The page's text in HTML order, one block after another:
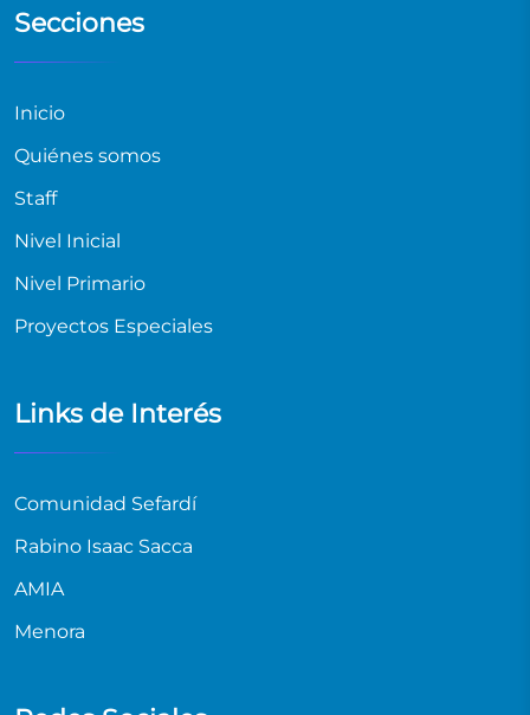
Secciones
Inicio
Quiénes somos
Staff
Nivel Inicial
Nivel Primario
Proyectos Especiales
Links de Interés
Comunidad Sefardí
Rabino Isaac Sacca
AMIA
Menora